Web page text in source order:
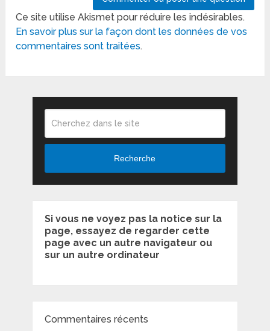
Ce site utilise Akismet pour réduire les indésirables.
En savoir plus sur la façon dont les données de vos
commentaires sont traitées.
Recherche
Si vous ne voyez pas la notice sur la
page, essayez de regarder cette
page avec un autre navigateur ou
sur un autre ordinateur
Commentaires récents